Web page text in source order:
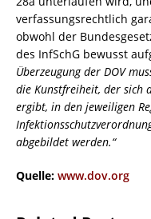
verfassungsrechtlich
obwohl der
des InfSchG bewusst
Überzeugung der DOV
die Kunstfreiheit, der sich
ergibt, in den jeweiligen
abgebildet werden.“
Quelle: www.dov.org